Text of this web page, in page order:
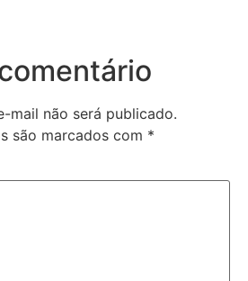
mail não será publicado.
são marcados com *